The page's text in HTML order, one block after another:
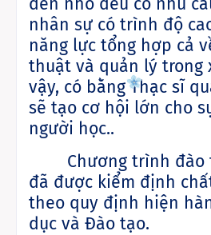
nhân sự có trình độ
năng lực tổng hợp cả
thuật và quản lý trong
vậy, có bằng Thạc sĩ
sẽ tạo cơ hội lớn cho
người học..
Chương trình đào
đã được kiểm định
theo quy định hiện
dục và Đào tạo.